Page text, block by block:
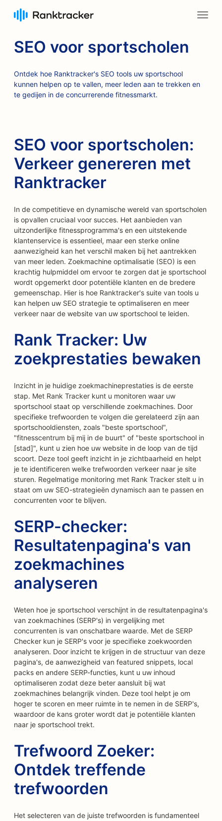
SEO voor sportscholen
Ontdek hoe Ranktracker's SEO tools uw sportschool
kunnen helpen op te vallen, meer leden aan te trekken en
te gedijen in de concurrerende fitnessmarkt.
SEO voor sportscholen:
Verkeer genereren met
Ranktracker
In de competitieve en dynamische wereld van sportscholen
is opvallen cruciaal voor succes. Het aanbieden van
uitzonderlijke fitnessprogramma's en een uitstekende
klantenservice is essentieel, maar een sterke online
aanwezigheid kan het verschil maken bij het aantrekken
van meer leden. Zoekmachine optimalisatie (SEO) is een
krachtig hulpmiddel om ervoor te zorgen dat je sportschool
wordt opgemerkt door potentiële klanten en de bredere
gemeenschap. Hier is hoe Ranktracker's suite van tools u
kan helpen uw SEO strategie te optimaliseren en meer
verkeer naar de website van uw sportschool te leiden.
Rank Tracker: Uw
zoekprestaties bewaken
Inzicht in je huidige zoekmachineprestaties is de eerste
stap. Met Rank Tracker kunt u monitoren waar uw
sportschool staat op verschillende zoekmachines. Door
specifieke trefwoorden te volgen die gerelateerd zijn aan
sportschooldiensten, zoals "beste sportschool",
"fitnesscentrum bij mij in de buurt" of "beste sportschool in
[stad]", kunt u zien hoe uw website in de loop van de tijd
scoort. Deze tool geeft inzicht in je zichtbaarheid en helpt
je te identificeren welke trefwoorden verkeer naar je site
sturen. Regelmatige monitoring met Rank Tracker stelt u in
staat om uw SEO-strategieën dynamisch aan te passen en
concurrenten voor te blijven.
SERP-checker:
Resultatenpagina's van
zoekmachines
analyseren
Weten hoe je sportschool verschijnt in de resultatenpagina's
van zoekmachines (SERP's) in vergelijking met
concurrenten is van onschatbare waarde. Met de SERP
Checker kun je SERP's voor je specifieke zoekwoorden
analyseren. Door inzicht te krijgen in de structuur van deze
pagina's, de aanwezigheid van featured snippets, local
packs en andere SERP-functies, kunt u uw inhoud
optimaliseren zodat deze beter aansluit bij wat
zoekmachines belangrijk vinden. Deze tool helpt je om
hoger te scoren en meer ruimte in te nemen in de SERP's,
waardoor de kans groter wordt dat je potentiële klanten
naar je sportschool trekt.
Trefwoord Zoeker:
Ontdek treffende
trefwoorden
Het selecteren van de juiste trefwoorden is fundamenteel